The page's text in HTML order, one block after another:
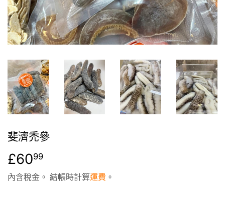
斐濟禿參
£6099
內含稅金。 結帳時計算運費 。